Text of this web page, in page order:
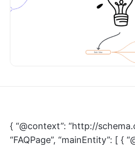
{ “@context”: “http://
“FAQPage”, “mainEntity”: [ {